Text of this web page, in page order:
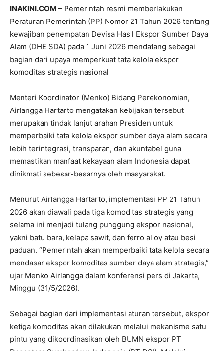
INAKINI.COM – Pemerintah resmi memberlakukan
Peraturan Pemerintah (PP) Nomor 21 Tahun 2026 tentang
kewajiban penempatan Devisa Hasil Ekspor Sumber Daya
Alam (DHE SDA) pada 1 Juni 2026 mendatang sebagai
bagian dari upaya memperkuat tata kelola ekspor
komoditas strategis nasional
Menteri Koordinator (Menko) Bidang Perekonomian,
Airlangga Hartarto mengatakan kebijakan tersebut
merupakan tindak lanjut arahan Presiden untuk
memperbaiki tata kelola ekspor sumber daya alam secara
lebih terintegrasi, transparan, dan akuntabel guna
memastikan manfaat kekayaan alam Indonesia dapat
dinikmati sebesar-besarnya oleh masyarakat.
Menurut Airlangga Hartarto, implementasi PP 21 Tahun
2026 akan diawali pada tiga komoditas strategis yang
selama ini menjadi tulang punggung ekspor nasional,
yakni batu bara, kelapa sawit, dan ferro alloy atau besi
paduan. “Pemerintah akan memperbaiki tata kelola secara
mendasar ekspor komoditas sumber daya alam strategis,”
ujar Menko Airlangga dalam konferensi pers di Jakarta,
Minggu (31/5/2026).
Sebagai bagian dari implementasi aturan tersebut, ekspor
ketiga komoditas akan dilakukan melalui mekanisme satu
pintu yang dikoordinasikan oleh BUMN ekspor PT